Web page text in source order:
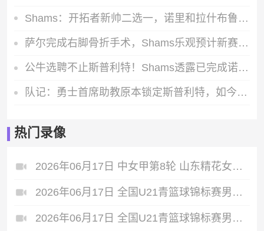
Shams：开拓者新帅二选一，诺里和拉什布鲁克成最终候选人
萨尔完成右脚骨折手术，Shams乐观预计新赛季开打前就能完全康复
公牛选聘不止斯普利特！Shams透露已完成诺里等三位森林狼助教面试
队记：勇士首席助教原本锁定斯普利特，如今威利-格林成热门候选人
热门录像
2026年06月17日 中女甲第8轮 山东精花女足 VS 青岛西海岸女足 全场录像
2026年06月17日 全国U21青篮球锦标赛男子组 南京同曦U21 VS 山东山高U21 全场录像
2026年06月17日 全国U21青篮球锦标赛男子组 苏科雄狮U21 VS 北控青年U21 全场录像